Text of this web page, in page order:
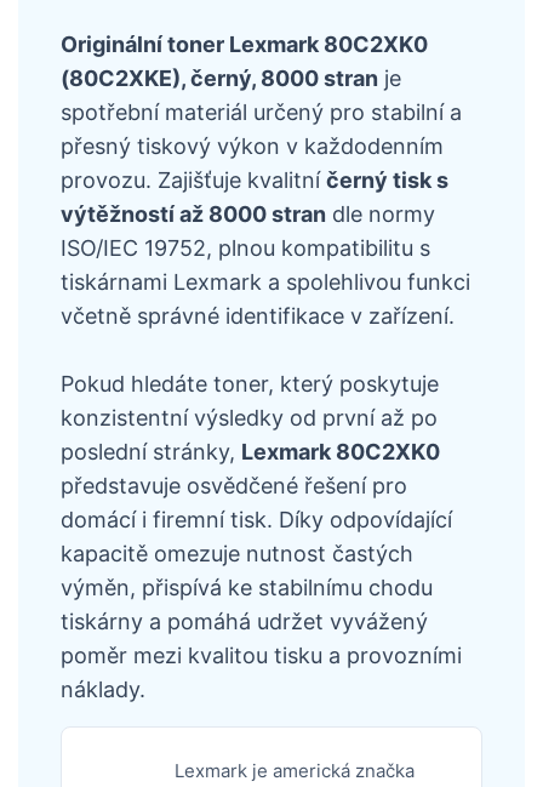
Originální toner Lexmark 80C2XK0
(80C2XKE), černý, 8000 stran je
spotřební materiál určený pro stabilní a
přesný tiskový výkon v každodenním
provozu. Zajišťuje kvalitníčerný tisk s
výtěžností až 8000 stran dle normy
ISO/IEC 19752, plnou kompatibilitu s
tiskárnami Lexmark a spolehlivou funkci
včetně správné identifikace v zařízení.
Pokud hledáte toner, který poskytuje
konzistentní výsledky od první až po
poslední stránky, Lexmark 80C2XK0
představuje osvědčené řešení pro
domácí i firemní tisk. Díky odpovídající
kapacitě omezuje nutnost častých
výměn, přispívá ke stabilnímu chodu
tiskárny a pomáhá udržet vyvážený
poměr mezi kvalitou tisku a provozními
náklady.
Lexmark je americká značka